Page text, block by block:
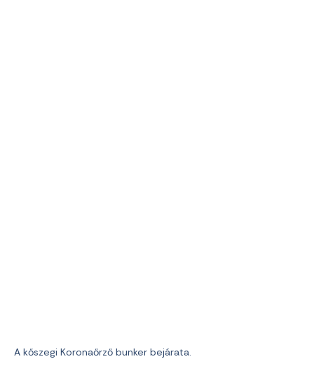
A kőszegi Koronaőrző bunker bejárata.